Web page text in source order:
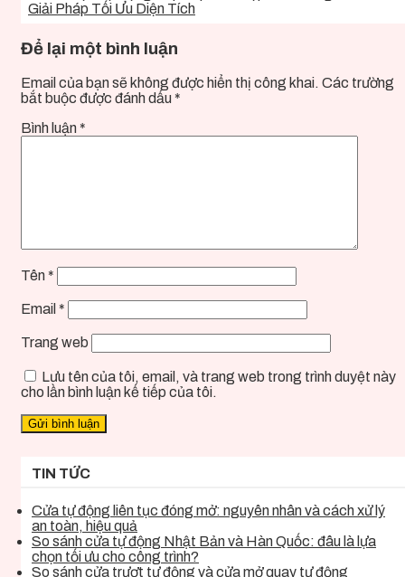
Giải Pháp Tối Ưu Diện Tích
Để lại một bình luận
Email của bạn sẽ không được hiển thị công khai. Các trường
bắt buộc được đánh dấu *
Bình luận *
Tên *
Email *
Trang web
Lưu tên của tôi, email, và trang web trong trình duyệt này
cho lần bình luận kế tiếp của tôi.
TIN TỨC
Cửa tự động liên tục đóng mở: nguyên nhân và cách xử lý
an toàn, hiệu quả
So sánh cửa tự động Nhật Bản và Hàn Quốc: đâu là lựa
chọn tối ưu cho công trình?
So sánh cửa trượt tự động và cửa mở quay tự động